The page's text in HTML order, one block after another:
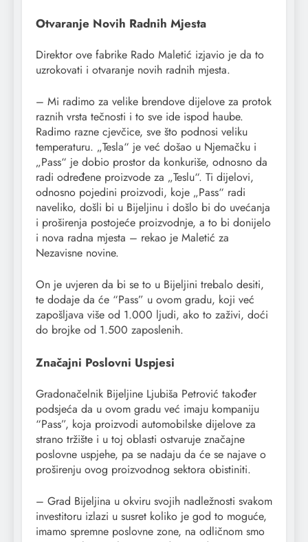
Otvaranje Novih Radnih Mjesta
Direktor ove fabrike Rado Maletić izjavio je da to
uzrokovati i otvaranje novih radnih mjesta.
– Mi radimo za velike brendove dijelove za protok
raznih vrsta tečnosti i to sve ide ispod haube.
Radimo razne cjevčice, sve što podnosi veliku
temperaturu. „Tesla“ je već došao u Njemačku i
„Pass“ je dobio prostor da konkuriše, odnosno da
radi određene proizvode za „Teslu“. Ti dijelovi,
odnosno pojedini proizvodi, koje „Pass“ radi
naveliko, došli bi u Bijeljinu i došlo bi do uvećanja
i proširenja postojeće proizvodnje, a to bi donijelo
i nova radna mjesta – rekao je Maletić za
Nezavisne novine.
On je uvjeren da bi se to u Bijeljini trebalo desiti,
te dodaje da će “Pass” u ovom gradu, koji već
zapošljava više od 1.000 ljudi, ako to zaživi, doći
do brojke od 1.500 zaposlenih.
Značajni Poslovni Uspjesi
Gradonačelnik Bijeljine Ljubiša Petrović također
podsjeća da u ovom gradu već imaju kompaniju
“Pass”, koja proizvodi automobilske dijelove za
strano tržište i u toj oblasti ostvaruje značajne
poslovne uspjehe, pa se nadaju da će se najave o
proširenju ovog proizvodnog sektora obistiniti.
– Grad Bijeljina u okviru svojih nadležnosti svakom
investitoru izlazi u susret koliko je god to moguće,
imamo spremne poslovne zone, na odličnom smo